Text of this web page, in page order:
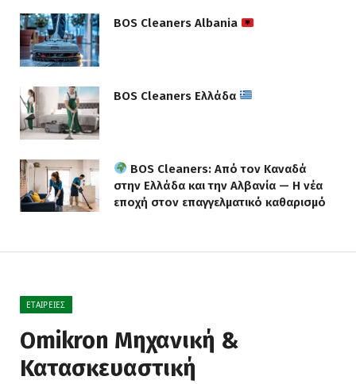
BOS Cleaners Albania
BOS Cleaners Ελλάδα
BOS Cleaners: Από τον Καναδά
στην Ελλάδα και την Αλβανία — Η νέα
εποχή στον επαγγελματικό καθαρισμό
ΕΤΑΙΡΕΊΕΣ
Omikron Μηχανική &
Κατασκευαστική